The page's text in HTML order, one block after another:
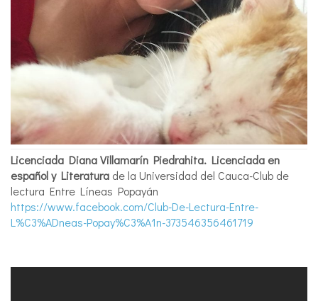
Licenciada Diana Villamarín Piedrahita. Licenciada en
español y Literatura de la Universidad del Cauca-Club de
lectura Entre Líneas Popayán
https://www.facebook.com/Club-De-Lectura-Entre-
L%C3%ADneas-Popay%C3%A1n-373546356461719